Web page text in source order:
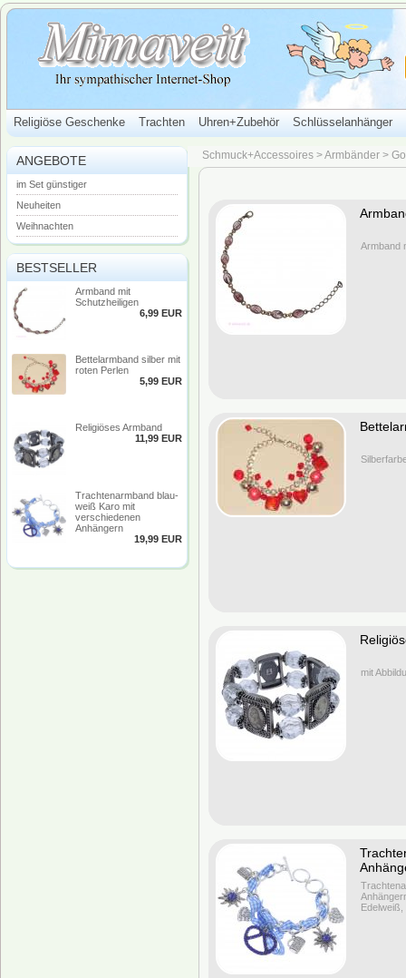
Religiöse Geschenke Trachten Uhren+Zubehör Schlüsselanhänger
ANGEBOTE
im Set günstiger
Neuheiten
Weihnachten
BESTSELLER
Armband mit
Schutzheiligen
6,99 EUR
Bettelarmband silber mit
roten Perlen
5,99 EUR
Religiöses Armband
11,99 EUR
Trachtenarmband blau-
weiß Karo mit
verschiedenen
Anhängern
19,99 EUR
Schmuck+Accessoires >Armbänder >
Armband
mit